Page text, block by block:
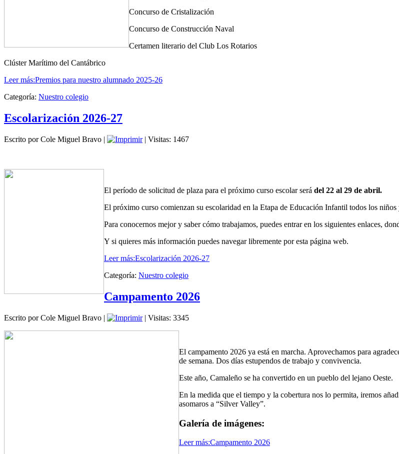
Concurso de Cristalización
Concurso de Construcción Naval
Certamen literario del Club Los Rotarios
Clúster Marítimo del Cantábrico
Leer más:Premios para nuestro alumnado 2025-26
Categoría: Nuestro colegio
Escolarización 2026-27
Escrito por Cole Miguel Bravo | | Visitas: 1467
El período de solicitud de plaza para el próximo curso escolar será del 22 al 29 de abril.
El próximo curso comienzan su escolaridad en la Etapa de Educación Infantil todos los niños
Para conocernos mejor y saber cómo trabajamos, puedes entrar en los siguientes enlaces,
Y si quieres más información puedes navegar libremente por esta página web.
Leer más:Escolarización 2026-27
Categoría: Nuestro colegio
Campamento 2026
Escrito por Cole Miguel Bravo | | Visitas: 3345
El campamento 2026 ya está en marcha. Aprovechamos para
de semana. Dos días estupendos de trabajo y convivencia.
Este año, Camaleño se ha convertido en un pueblo del lejano Oeste.
En la medida que el tiempo y la cobertura nos lo permita, iremos
asomaros a “Silver Valley”.
Galería de imágenes:
Leer más:Campamento 2026